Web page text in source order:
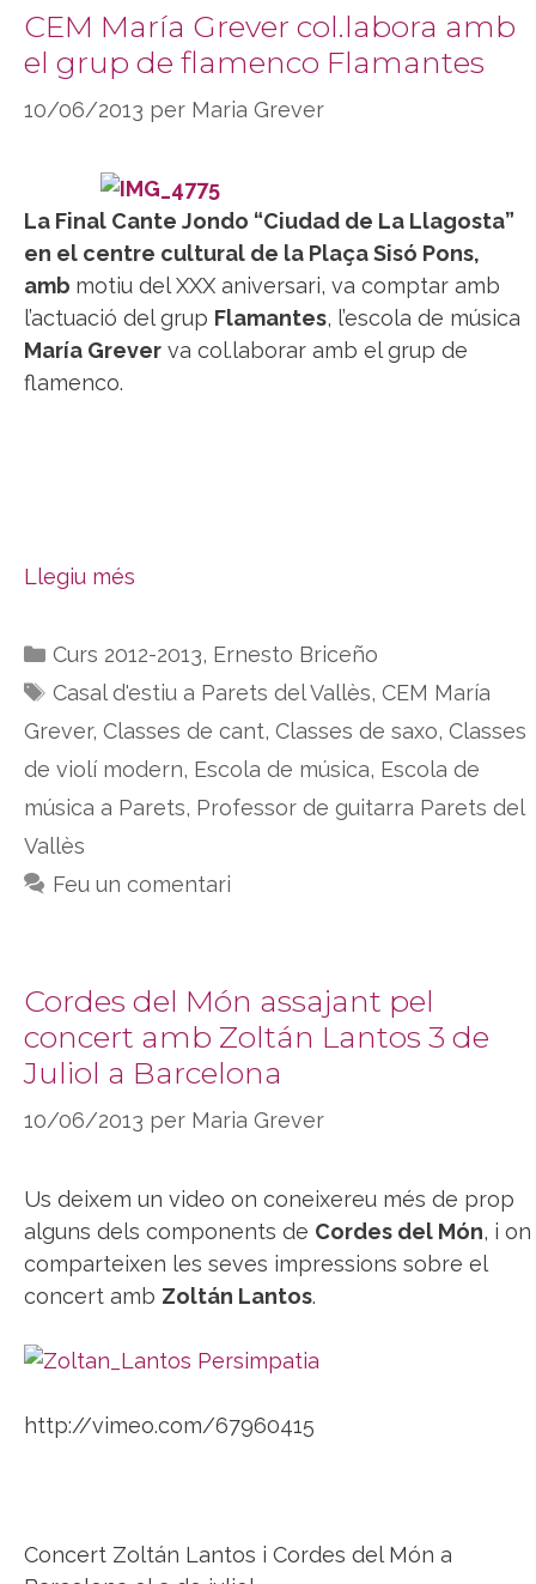
CEM María Grever col.labora amb
el grup de flamenco Flamantes
10/06/2013 per Maria Grever
La Final Cante Jondo “Ciudad de La Llagosta”
en el centre cultural de la Plaça Sisó Pons,
amb motiu del XXX aniversari, va comptar amb
l’actuació del grup Flamantes, l’escola de música
María Grever va col.laborar amb el grup de
flamenco.
Llegiu més
Categories
Curs 2012-2013, Ernesto Briceño
Etiquetes
Casal d'estiu a Parets del Vallès, CEM María
Grever, Classes de cant, Classes de saxo, Classes
de violí modern, Escola de música, Escola de
música a Parets, Professor de guitarra Parets del
Vallès
Feu un comentari
Cordes del Món assajant pel
concert amb Zoltán Lantos 3 de
Juliol a Barcelona
10/06/2013 per Maria Grever
Us deixem un video on coneixereu més de prop
alguns dels components de Cordes del Món, i on
comparteixen les seves impressions sobre el
concert amb Zoltán Lantos.
http://vimeo.com/67960415
Concert Zoltán Lantos i Cordes del Món a